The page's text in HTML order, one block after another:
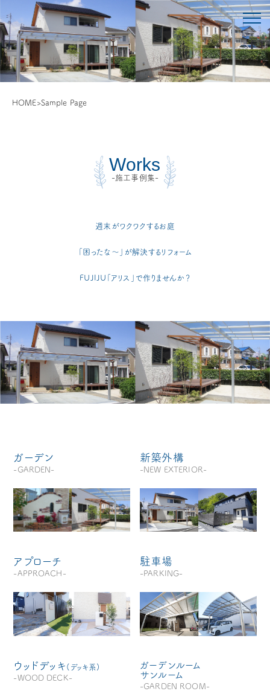
HOME>Sample Page
Works
-施工事例集-
週末がワクワクするお庭
「困ったな〜」が解決するリフォーム
FUJIJU「アリス」で作りませんか？
ガーデン
-GARDEN-
新築外構
-NEW EXTERIOR-
アプローチ
-APPROACH-
駐車場
-PARKING-
ウッドデッキ (デッキ系)
-WOOD DECK-
ガーデンルーム
サンルーム
-GARDEN ROOM-